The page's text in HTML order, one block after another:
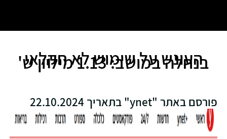
העונש על שימוש לא חקלאי
בנחלה במושב: 1.13 מיליון ש'
פורסם באתר "ynet" בתאריך 22.10.2024